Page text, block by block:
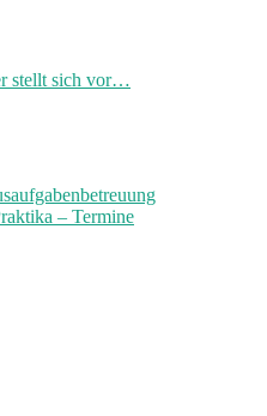
stellt sich vor…
– Termine